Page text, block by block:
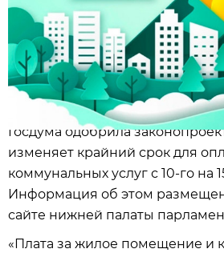
Госдума одобрила
изменяет крайний срок для
коммунальных услуг с 10-го на
Информация об этом
сайте нижней палаты
«Плата за жилое помещение и